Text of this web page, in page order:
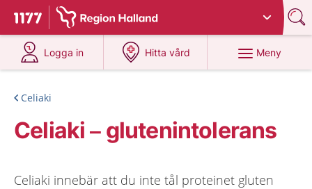
Till startsidan för 1177
Du har valt region Halland
Logga in
på 1177.se
Hitta vård
på 1177.se
Meny
Celiaki
Celiaki – glutenintolerans
Celiaki innebär att du inte tål proteinet gluten